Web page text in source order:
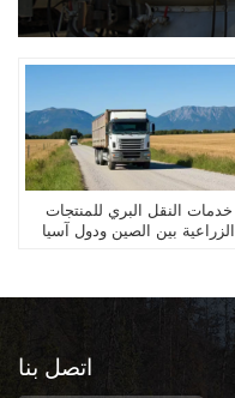
خدمات النقل البري للمنتجات
الزراعية بين الصين ودول آسيا
اتصل بنا